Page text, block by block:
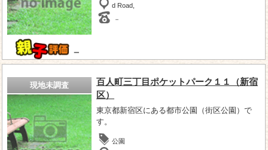
－
d Road,
－
現地未調査
百人町三丁目ポケットパーク１１（新宿
区）
東京都新宿区にある都市公園（街区公園）で
す。
公園